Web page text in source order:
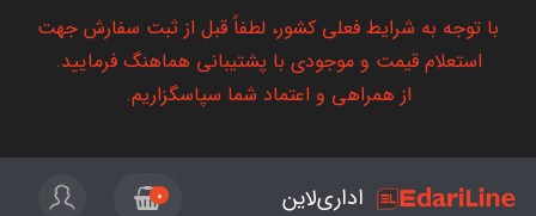
با توجه به شرایط فعلی کشور، لطفاً قبل از ثبت سفارش جهت
استعلام قیمت و موجودی با پشتیبانی هماهنگ فرمایید.
از همراهی و اعتماد شما سپاسگزاریم.
اداری‌لاین 0